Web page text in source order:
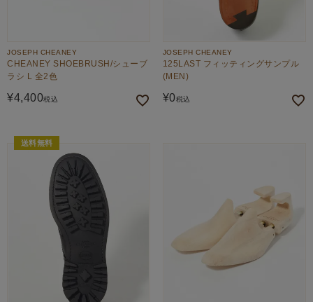
JOSEPH CHEANEY
CHEANEY SHOEBRUSH/シューブ
ラシ L 全2色
¥4,400税込
JOSEPH CHEANEY
125LAST フィッティングサンプル
(MEN)
¥0税込
送料無料